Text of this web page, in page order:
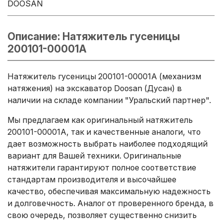
DOOSAN
Описание: Натяжитель гусеницы
200101-00001A
Натяжитель гусеницы 200101-00001A (механизм
натяжения) на экскаватор Doosan (Дусан) в
наличии на складе компании "Уральский партнер".
Мы предлагаем как оригинальный натяжитель
200101-00001A, так и качественные аналоги, что
дает возможность выбрать наиболее подходящий
вариант для Вашей техники. Оригинальные
натяжители гарантируют полное соответствие
стандартам производителя и высочайшее
качество, обеспечивая максимальную надежность
и долговечность. Аналог от проверенного бренда, в
свою очередь, позволяет существенно снизить